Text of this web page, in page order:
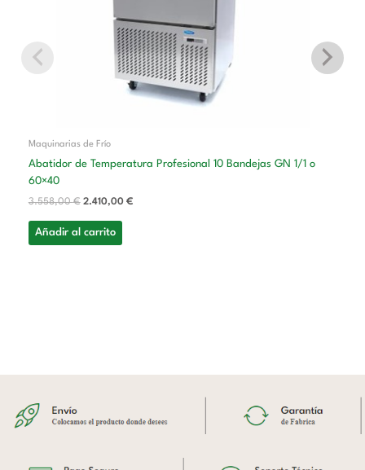
Maquinarias de Frío
Abatidor de Temperatura Profesional 10 Bandejas GN 1/1 o
60×40
3.558,00€ 2.410,00 €
Añadir al carrito